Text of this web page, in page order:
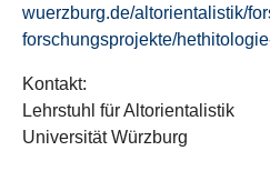
wuerzburg.de/altorientalistik/
forschungsprojekte/
Kontakt:
Lehrstuhl für Altorientalistik
Universität Würzburg